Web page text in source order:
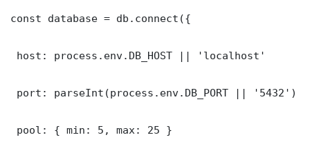
const database = db.connect({
host: process.env.DB_HOST || 'localhost'
port: parseInt(process.env.DB_PORT || '5432')
pool: { min: 5, max: 25 }